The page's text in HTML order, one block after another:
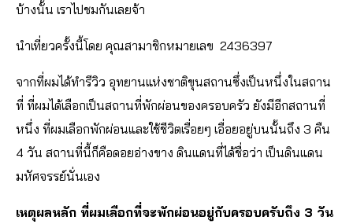
บ้างนั้น เราไปชมกันเลยจ้า
นำเที่ยวครั้งนี้โดย คุณสามาชิกหมายเลข 2436397
จากที่ผมได้ทำรีวิว อุทยานแห่งชาติขุนสถานซึ่งเป็นหนึ่งในสถาน
ที่ ที่ผมได้เลือกเป็นสถานที่พักผ่อนของครอบครัว ยังมีอีกสถานที่
หนึ่ง ที่ผมเลือกพักผ่อนและใช้ชีวิตเรื่อยๆ เอื่อยอยู่บนนั้นถึง 3 คืน
4 วัน สถานที่นี้ก็คือดอยอ่างขาง ดินแดนที่ได้ชื่อว่า เป็นดินแดน
มหัศจรรย์นั่นเอง
เหตุผลหลัก ที่ผมเลือกที่จะพักผ่อนอยู่กับครอบครับถึง 3 วัน